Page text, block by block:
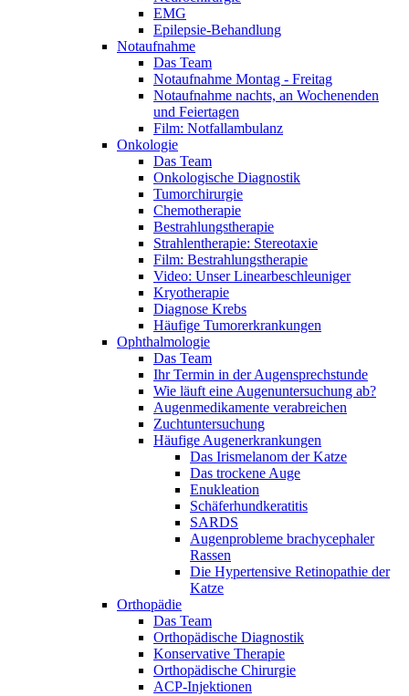
EMG
Epilepsie-Behandlung
Notaufnahme
Das Team
Notaufnahme Montag - Freitag
Notaufnahme nachts, an Wochenenden
und Feiertagen
Film: Notfallambulanz
Onkologie
Das Team
Onkologische Diagnostik
Tumorchirurgie
Chemotherapie
Bestrahlungstherapie
Strahlentherapie: Stereotaxie
Film: Bestrahlungstherapie
Video: Unser Linearbeschleuniger
Kryotherapie
Diagnose Krebs
Häufige Tumorerkrankungen
Ophthalmologie
Das Team
Ihr Termin in der Augensprechstunde
Wie läuft eine Augenuntersuchung ab?
Augenmedikamente verabreichen
Zuchtuntersuchung
Häufige Augenerkrankungen
Das Irismelanom der Katze
Das trockene Auge
Enukleation
Schäferhundkeratitis
SARDS
Augenprobleme brachycephaler
Rassen
Die Hypertensive Retinopathie der
Katze
Orthopädie
Das Team
Orthopädische Diagnostik
Konservative Therapie
Orthopädische Chirurgie
ACP-Injektionen